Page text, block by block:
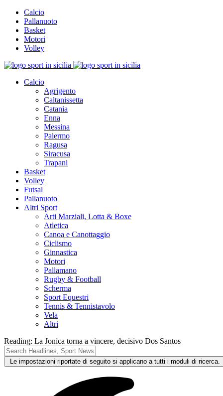
Calcio
Pallanuoto
Basket
Motori
Volley
Calcio
Agrigento
Caltanissetta
Catania
Enna
Messina
Palermo
Ragusa
Siracusa
Trapani
Basket
Volley
Futsal
Pallanuoto
Altri Sport
Arti Marziali, Lotta & Boxe
Atletica
Canoa e Canottaggio
Ciclismo
Ginnastica
Motori
Pallamano
Rugby & Football
Scherma
Sport Equestri
Tennis & Tennistavolo
Vela
Altri
Reading: La Jonica torna a vincere, decisivo Dos Santos